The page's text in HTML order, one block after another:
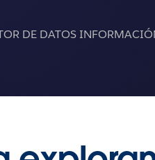
DE DATOS